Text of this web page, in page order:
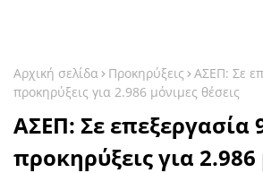
Αρχική σελίδα Προκηρύξεις
ΑΣΕΠ: Σε
προκηρύξεις για 2.986 μόνιμες θέσεις
ΑΣΕΠ: Σε επεξεργασία
προκηρύξεις για 2.986